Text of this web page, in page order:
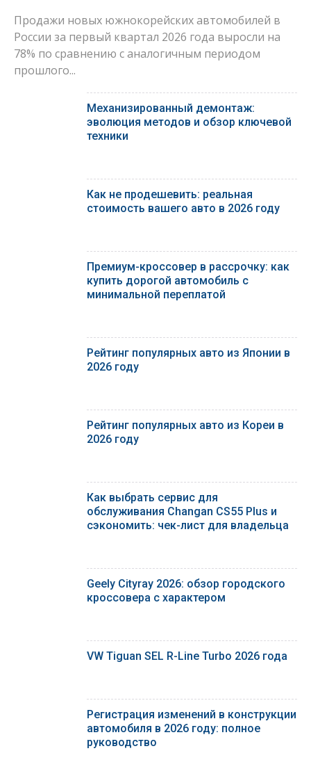
Продажи новых южнокорейских автомобилей в
России за первый квартал 2026 года выросли на
78% по сравнению с аналогичным периодом
прошлого...
Механизированный демонтаж:
эволюция методов и обзор ключевой
техники
Как не продешевить: реальная
стоимость вашего авто в 2026 году
Премиум-кроссовер в рассрочку: как
купить дорогой автомобиль с
минимальной переплатой
Рейтинг популярных авто из Японии в
2026 году
Рейтинг популярных авто из Кореи в
2026 году
Как выбрать сервис для
обслуживания Changan CS55 Plus и
сэкономить: чек-лист для владельца
Geely Cityray 2026: обзор городского
кроссовера с характером
VW Tiguan SEL R-Line Turbo 2026 года
Регистрация изменений в конструкции
автомобиля в 2026 году: полное
руководство